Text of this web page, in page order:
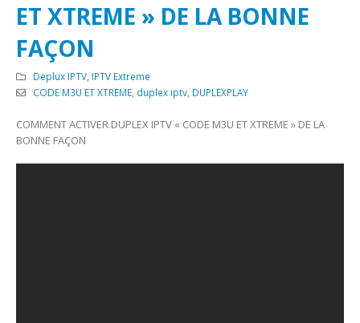
ET XTREME » DE LA BONNE
FAÇON
Deplux IPTV, IPTV Extreme
CODE M3U ET XTREME, duplex iptv, DUPLEXPLAY
COMMENT ACTIVER DUPLEX IPTV « CODE M3U ET XTREME » DE LA
BONNE FAÇON